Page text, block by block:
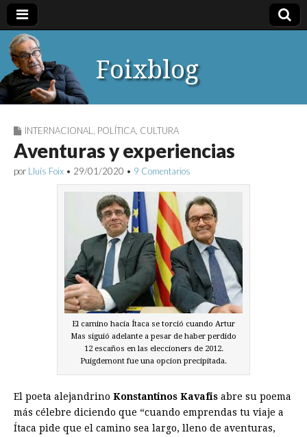
Foixblog
INTERNACIONAL POLÍTICA CULTURA
Aventuras y experiencias
por Lluís Foix • 29/01/2020 • 9 Comentarios
El camino hacia Ítaca se torció cuando Artur
Mas siguió adelante a pesar de haber perdido
12 escaños en las eleccioners de 2012.
Puigdemont fue una opcion precipitada.
El poeta alejandrino Konstantinos Kavafis abre su poema
más célebre diciendo que “cuando emprendas tu viaje a
Ítaca pide que el camino sea largo, lleno de aventuras,